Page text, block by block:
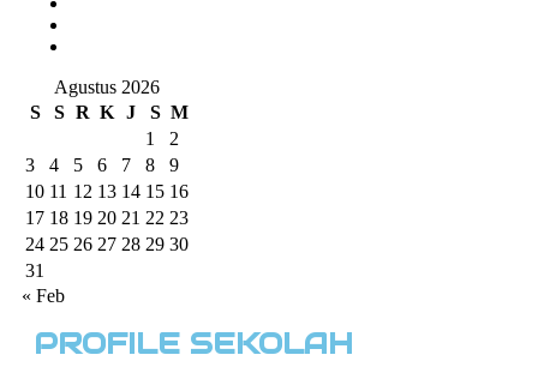
Agustus 2026
S
S R K J S M
1
2
3
4 5 6 7 8
9
10 11 12 13 14 15 16
17 18 19 20 21 22 23
24 25 26 27 28 29 30
31
« Feb
PROFILE SEKOLAH